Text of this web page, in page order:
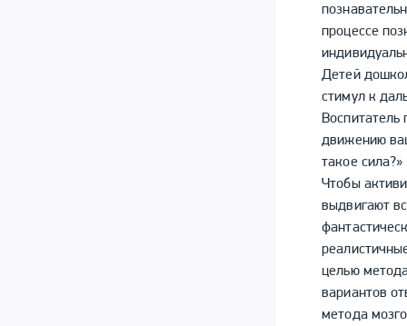
процессе
Детей
стимул к
движению
такое сила?»
Чтобы
выдвигают
целью
вариантов
метода